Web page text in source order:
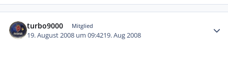
turbo9000 Mitglied
19. August 2008 um 09:4219. Aug 2008